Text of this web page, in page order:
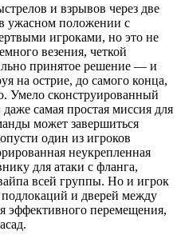
и взрывов через две
ужасном положении с
игроками, но это не
везения, четкой
принятое решение — и
на острие, до самого конца,
Умело сконструированный
самая простая миссия для
может завершиться
один из игроков
неукрепленная
для атаки с фланга,
всей группы. Но и игрок
подлокаций и дверей между
эффективного перемещения,